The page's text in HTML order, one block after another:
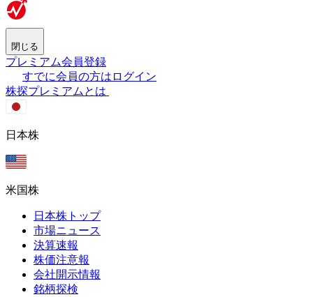
閉じる
プレミアム会員登録
すでに会員の方はログイン
株探プレミアムとは
日本株
米国株
日本株トップ
市場ニュース
決算速報
株価注意報
会社開示情報
銘柄探検